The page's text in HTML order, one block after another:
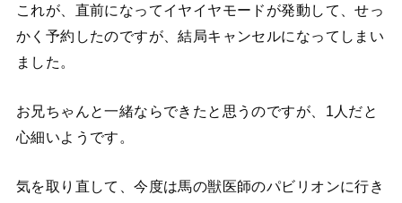
これが、直前になってイヤイヤモードが発動して、せっ
かく予約したのですが、結局キャンセルになってしまい
ました。
お兄ちゃんと一緒ならできたと思うのですが、1人だと
心細いようです。
気を取り直して、今度は馬の獣医師のパビリオンに行き